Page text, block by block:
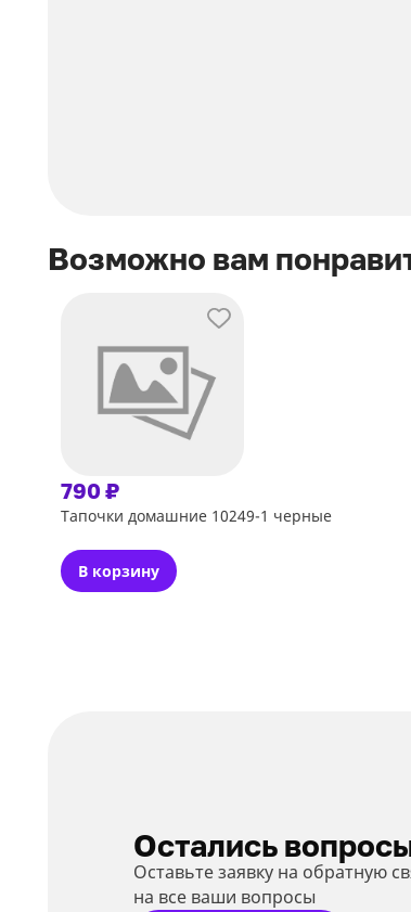
Возможно вам
790 ₽
Тапочки домашние 10249-1 черные
В корзину
Остались
Оставьте заявку на обратную
на все ваши вопросы